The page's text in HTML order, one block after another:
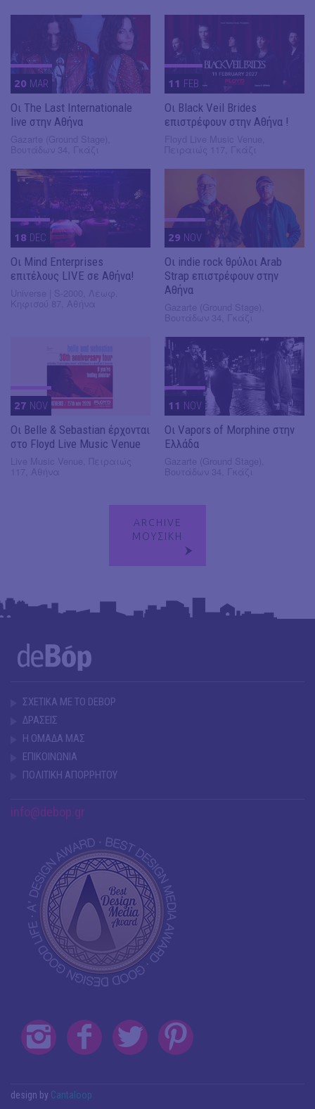
20 MAR
Οι The Last Internationale
live στην Αθήνα
11 FEB
Οι Black Veil Brides
επιστρέφουν στην Αθήνα !
18 DEC
Οι Mind Enterprises
επιτέλους LIVE σε Αθήνα!
29 NOV
Οι indie rock θρύλοι Arab
Strap επιστρέφουν στην
Αθήνα
27 NOV
Οι Belle & Sebastian έρχονται
στο Floyd Live Music Venue
11 NOV
Οι Vapors of Morphine στην
Ελλάδα
ARCHIVE
ΜΟΥΣΙΚΗ
ΣΧΕΤΙΚΑ ΜΕ ΤΟ DEBOP
ΔΡΑΣΕΙΣ
Η ΟΜΑΔΑ ΜΑΣ
ΕΠΙΚΟΙΝΩΝΙΑ
ΠΟΛΙΤΙΚΗ ΑΠΟΡΡΗΤΟΥ
info@debop.gr
design by Cantaloop